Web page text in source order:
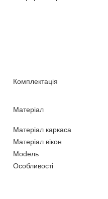
Комплектація
Матеріал
Матеріал каркаса
Матеріал вікон
Моdель
Особливості